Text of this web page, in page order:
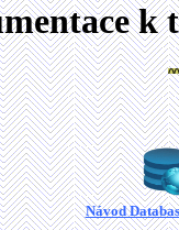
Návod